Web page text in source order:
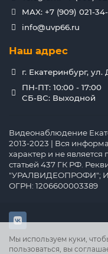
Мы используем куки,
пользоваться, вы
MAX: +7 (909) 021-
info@uvp66.ru
Наш адрес
г. Екатеринбург,
ПН-ПТ: 10:00 - 17:00
СБ-ВС: Выходной
Видеонаблюдение
2013-2023 | Вся
характер и не
статьей 437 ГК РФ.
"УРАЛВИДЕОПРОФИ";
ОГРН: 1206600003389